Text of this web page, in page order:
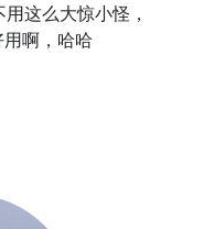
这么大惊小怪，
啊，哈哈